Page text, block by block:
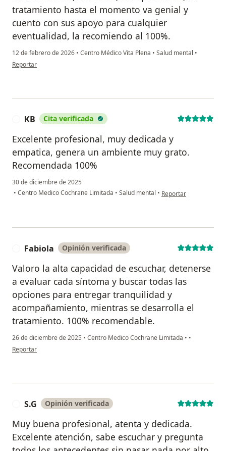
tratamiento hasta el momento va genial y
cuento con sus apoyo para cualquier
eventualidad, la recomiendo al 100%.
12 de febrero de 2026 • Centro Médico Vita Plena • Salud mental •
en opinión del usuario CP
Reportar
KB Cita verificada
Excelente profesional, muy dedicada y
empatica, genera un ambiente muy grato.
Recomendada 100%
30 de diciembre de 2025
• Centro Medico Cochrane Limitada • Salud mental • en opinión del usuario
Reportar
Fabiola Opinión verificada
Valoro la alta capacidad de escuchar, detenerse
a evaluar cada síntoma y buscar todas las
opciones para entregar tranquilidad y
acompañamiento, mientras se desarrolla el
tratamiento. 100% recomendable.
26 de diciembre de 2025 • Centro Medico Cochrane Limitada • •
en opinión del usuario Fabiola
Reportar
S.G Opinión verificada
Muy buena profesional, atenta y dedicada.
Excelente atención, sabe escuchar y pregunta